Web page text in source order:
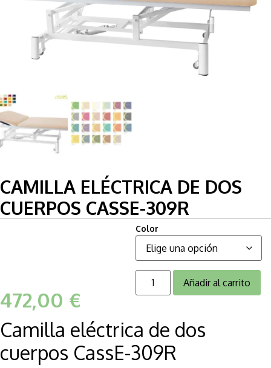
CAMILLA ELÉCTRICA DE DOS
CUERPOS CASSE-309R
472,00 €
Color
Añadir al carrito
Camilla eléctrica de dos
cuerpos CassE-309R